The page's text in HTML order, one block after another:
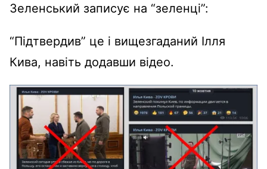
Зеленський записує на “зеленці”:
“Підтвердив” це і вищезгаданий Ілля
Кива, навіть додавши відео.